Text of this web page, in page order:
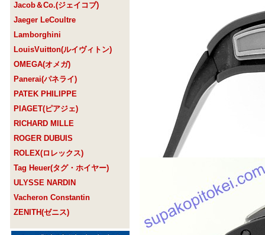
Jacob＆Co.(ジェイコブ)
Jaeger LeCoultre
Lamborghini
LouisVuitton(ルイヴィトン)
OMEGA(オメガ)
Panerai(パネライ)
PATEK PHILIPPE
PIAGET(ピアジェ)
RICHARD MILLE
ROGER DUBUIS
ROLEX(ロレックス)
Tag Heuer(タグ・ホイヤー)
ULYSSE NARDIN
Vacheron Constantin
ZENITH(ゼニス)